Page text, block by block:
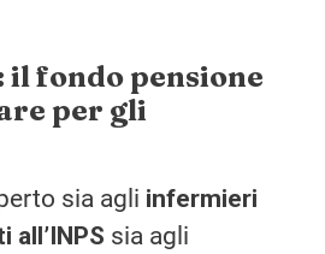
il fondo pensione
per gli
sia agli infermieri
sia agli